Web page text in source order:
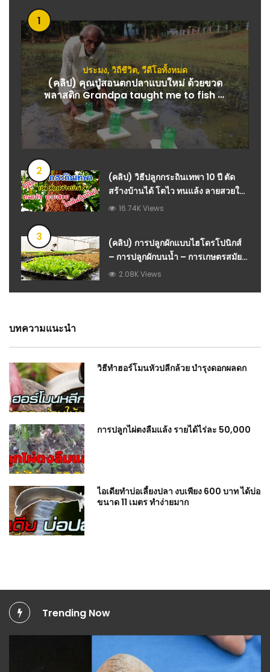
1
ประมง,วิถีชีวิต,วีดีโอทั้งหมด
(คลิป) คุณปู่สอนตกปลาแบบใหม่ ด้วยขวด
พลาสติก Grandpa taught me to fish in
a completely new way with plastic
bottles : วีดีโอ เกษตร
2
(คลิป) วิธีปลูกกระถินเทพา 10 ปี ตัด
สร้างบ้านได้ โตไว ทนแล้ง ลายสวย​ใบ
เป็นปุ๋ยชั้นดี
16.74K Views
3
(คลิป) การปลูกผักแบบไฮโดรโปนิกส์
– การปลูกผักบนน้ำ – การเกษตรสมัย
ใหม่ : วีดีโอ เกษตร
2.08K Views
บทความแนะนำ
วิธีทำฮอร์โมนหัวปลีกล้วย บำรุงดอกผลดก
การปลูกไผ่ตงลืมแล้ง รายได้ไร่ละ 50,000
ไอเดียทำบ่อเลี้ยงปลา งบเพียง 600 บาท ได้บ่อ
ขนาด 11 เมตร ทำง่ายมาก
Trending Now